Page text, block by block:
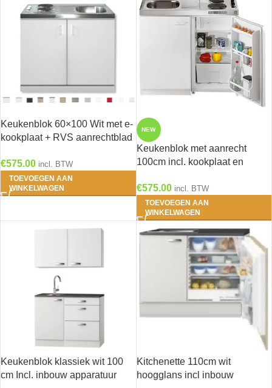
Keukenblok 60×100 Wit met e-
kookplaat + RVS aanrechtblad
€575.00 incl. BTW
TOEVOEGEN AAN
WINKELWAGEN
NEW
Keukenblok met aanrecht
100cm incl. kookplaat en
€575.00 incl. BTW
TOEVOEGEN AAN
WINKELWAGEN
Keukenblok klassiek wit 100
cm Incl. inbouw apparatuur
Kitchenette 110cm wit
hoogglans incl inbouw